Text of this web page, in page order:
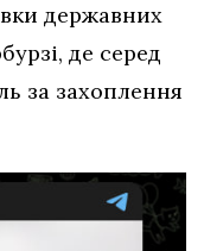
державних
де серед
за захоплення